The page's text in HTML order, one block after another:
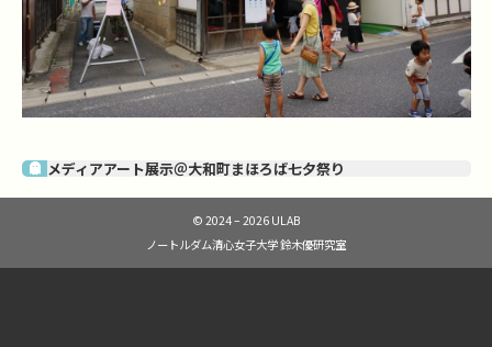
メディアアート展示＠大和町まほろば七夕祭り
© 2024 – 2026 ULAB
ノートルダム清心女子大学 鈴木優研究室